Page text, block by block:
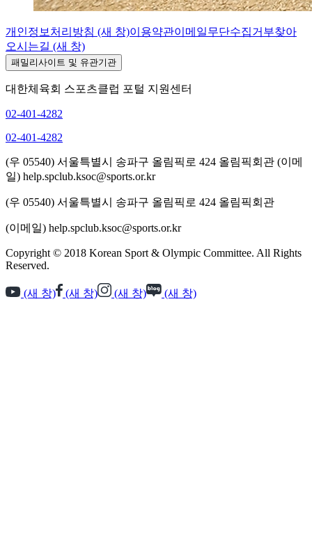
개인정보처리방침 (새 창)이용약관이메일무단수집거부찾아
오시는길 (새 창)
패밀리사이트 및 유관기관
대한체육회 스포츠클럽 포털 지원센터
02-401-4282
02-401-4282
(우 05540) 서울특별시 송파구 올림픽로 424 올림픽회관 (이메
일) help.spclub.ksoc@sports.or.kr
(우 05540) 서울특별시 송파구 올림픽로 424 올림픽회관
(이메일) help.spclub.ksoc@sports.or.kr
Copyright © 2018 Korean Sport & Olympic Committee. All Rights
Reserved.
(새 창) (새 창) (새 창) (새 창)